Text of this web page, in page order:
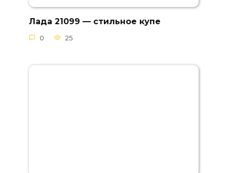
Лада 21099 — стильное купе
0 25